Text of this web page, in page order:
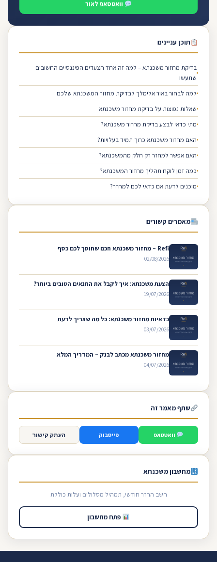
וואטסאפ לאור
תוכן עניינים
בדיקת מחזור משכנתא – למה זה אחד הצעדים הפיננסיים החשובים
שתעשו
למה לבחור באור אלימלך לבדיקת מחזור המשכנתא שלכם
שאלות נפוצות על בדיקת מחזור משכנתא
מתי כדאי לבצע בדיקת מחזור משכנתא?
האם מחזור משכנתא כרוך תמיד בעלויות?
האם אפשר למחזר רק חלק מהמשכנתא?
כמה זמן לוקח תהליך מחזור המשכנתא?
מוכנים לדעת אם כדאי לכם למחזר?
מאמרים קשורים
Refi – מחזור משכנתא חכם שחוסך לכם כסף
02/08/2026
הצעת משכנתא: איך לקבל את התנאים הטובים ביותר?
19/07/2026
כדאיות מחזור משכנתא: כל מה שצריך לדעת
03/07/2026
מחזור משכנתא מכתב לבנק – המדריך המלא
04/07/2026
שתף מאמר זה
וואטסאפ פייסבוק העתק קישור
מחשבון משכנתא
חשב החזר חודשי, תמהיל מסלולים ועלות כוללת
פתח מחשבון